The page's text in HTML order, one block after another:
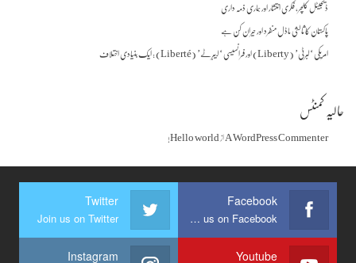
ڈیجیٹل کلچر، فکری انتشار اور ہماری ذمہ داری
پاکستان کا ثالثی ماڈل منفرد اور حیران کن ہے
امریکی ‘لبرٹی’ (Liberty) اور فرانسیسی ‘لیبرٹے’ (Liberté) : ایک بنیادی اختلاف
حالیہ کمنٹس
A WordPress Commenter از Hello world!
Facebook
Join us on Facebook
Twitter
Join us on Twitter
Youtube
Instagram